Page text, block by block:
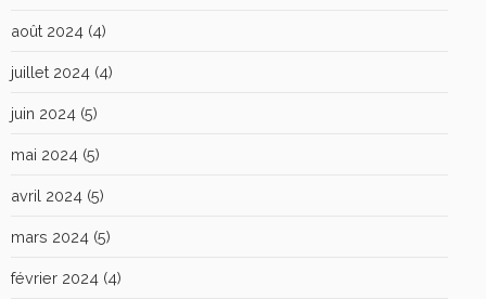
août 2024 (4)
juillet 2024 (4)
juin 2024 (5)
mai 2024 (5)
avril 2024 (5)
mars 2024 (5)
février 2024 (4)